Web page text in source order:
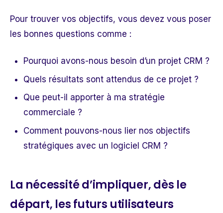
Pour trouver vos objectifs, vous devez vous poser
les bonnes questions comme :
Pourquoi avons-nous besoin d’un projet CRM ?
Quels résultats sont attendus de ce projet ?
Que peut-il apporter à ma stratégie
commerciale ?
Comment pouvons-nous lier nos objectifs
stratégiques avec un logiciel CRM ?
La nécessité d’impliquer, dès le
départ, les futurs utilisateurs